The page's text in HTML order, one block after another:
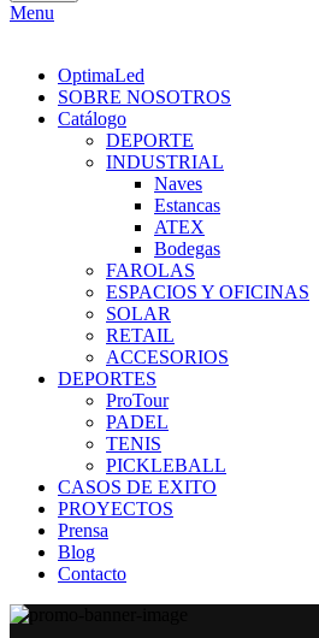
Menu
OptimaLed
SOBRE NOSOTROS
Catálogo
DEPORTE
INDUSTRIAL
Naves
Estancas
ATEX
Bodegas
FAROLAS
ESPACIOS Y OFICINAS
SOLAR
RETAIL
ACCESORIOS
DEPORTES
ProTour
PADEL
TENIS
PICKLEBALL
CASOS DE EXITO
PROYECTOS
Prensa
Blog
Contacto